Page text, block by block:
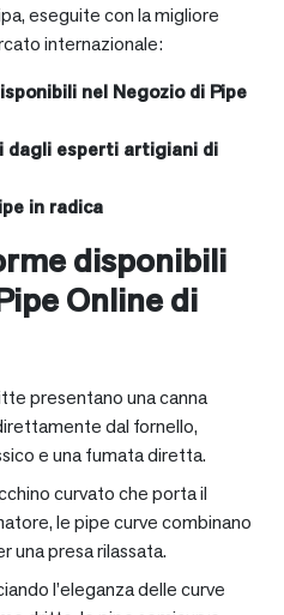
eseguite con la migliore
internazionale:
nel Negozio di Pipe
dagli esperti artigiani di
in radica
disponibili
Online di
presentano una canna
dal fornello,
e una fumata diretta.
curvato che porta il
le pipe curve combinano
una presa rilassata.
l’eleganza delle curve